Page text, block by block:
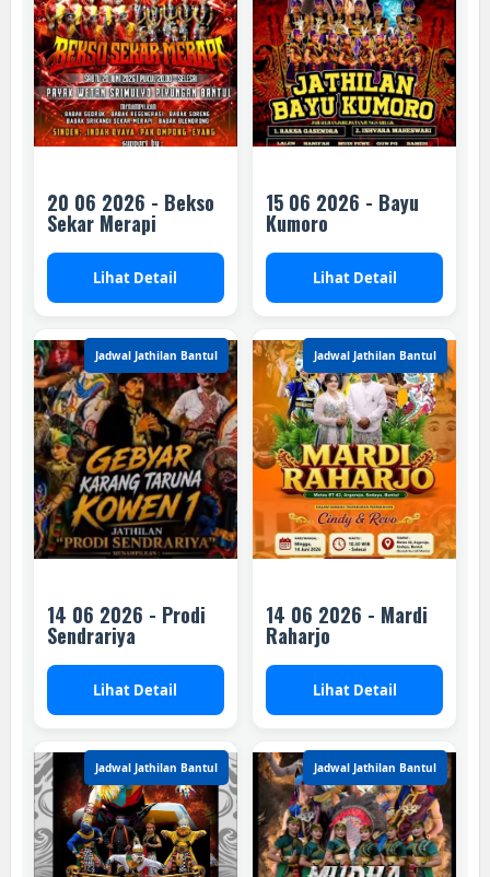
20 06 2026 - Bekso
Sekar Merapi
Lihat Detail
15 06 2026 - Bayu
Kumoro
Lihat Detail
Jadwal Jathilan Bantul
14 06 2026 - Prodi
Sendrariya
Lihat Detail
Jadwal Jathilan Bantul
14 06 2026 - Mardi
Raharjo
Lihat Detail
Jadwal Jathilan Bantul Jadwal Jathilan Bantul